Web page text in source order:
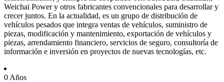
Weichai Power y otros fabricantes convencionales para desarrollar y
crecer juntos. En la actualidad, es un grupo de distribución de
vehículos pesados ​​que integra ventas de vehículos, suministro de
piezas, modificación y mantenimiento, exportación de vehículos y
piezas, arrendamiento financiero, servicios de seguro, consultoría de
información e inversión en proyectos de nuevas tecnologías, etc.
0 Años